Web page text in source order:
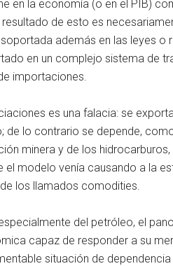
en la economía (o en el PIB)
de esto es
además en las leyes o
en un complejo sistema de
importaciones.
es una falacia: se
lo contrario se depende,
minera y de los
modelo venía causando a la
los llamados comodities.
del petróleo, el
capaz de responder a su
situación de dependencia